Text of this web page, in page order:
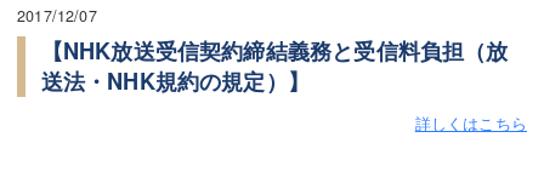
2017/12/07
【NHK放送受信契約締結義務と受信料負担（放
送法・NHK規約の規定）】
詳しくはこちら